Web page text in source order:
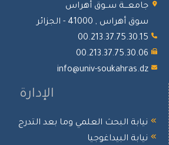
ســوق أهراس
أهراس , 41000 - الجزائر
info@univ-
الإدارة
البحث العلمي وما بعد التدرج
البيداغوجيا